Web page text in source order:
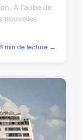
À l'aube de
nouvelles
min de lecture →